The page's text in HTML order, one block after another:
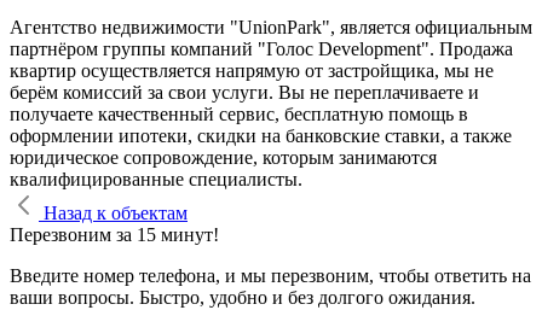
Агентство недвижимости "UnionPark", является официальным
партнёром группы компаний "Голос Development". Продажа
квартир осуществляется напрямую от застройщика, мы не
берём комиссий за свои услуги. Вы не переплачиваете и
получаете качественный сервис, бесплатную помощь в
оформлении ипотеки, скидки на банковские ставки, а также
юридическое сопровождение, которым занимаются
квалифицированные специалисты.
Назад к объектам
Перезвоним за 15 минут!
Введите номер телефона, и мы перезвоним, чтобы ответить на
ваши вопросы. Быстро, удобно и без долгого ожидания.